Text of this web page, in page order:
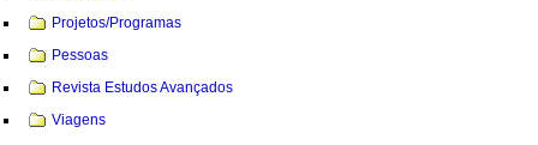
Projetos/Programas
Pessoas
Revista Estudos Avançados
Viagens